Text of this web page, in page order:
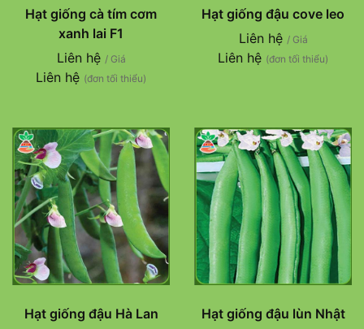
Hạt giống cà tím cơm
xanh lai F1
Liên hệ / Giá
Liên hệ (đơn tối thiểu)
Hạt giống đậu cove leo
Liên hệ / Giá
Liên hệ (đơn tối thiểu)
Hạt giống đậu Hà Lan
Hạt giống đậu lùn Nhật